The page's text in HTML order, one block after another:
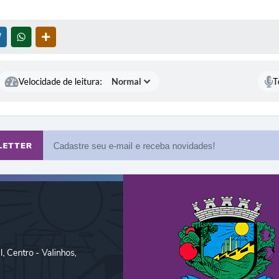
TWITTERWHATSAPP
Velocidade de leitura:
Centro - Valinhos,